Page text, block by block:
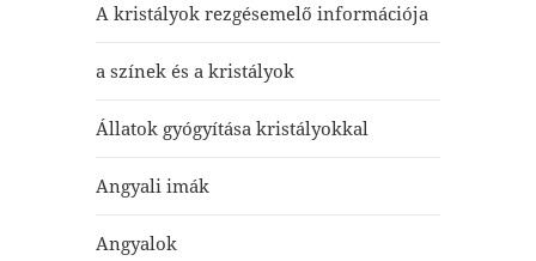
A kristályok rezgésemelő információja
a színek és a kristályok
Állatok gyógyítása kristályokkal
Angyali imák
Angyalok